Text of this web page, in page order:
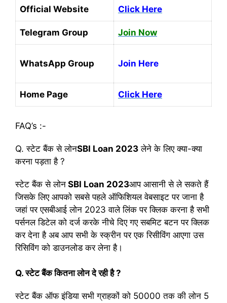
Official Website Click Here
Telegram Group Join Now
WhatsApp Group Join Here
Home Page Click Here
FAQ’s :-
Q. स्टेट बैंक से लोनSBI Loan 2023 लेने के लिए क्या-क्या
करना पड़ता है ?
स्टेट बैंक से लोन SBI Loan 2023आप आसानी से ले सकते हैं
जिसके लिए आपको सबसे पहले ऑफिशियल वेबसाइट पर जाना है
जहां पर एसबीआई लोन 2023 वाले लिंक पर क्लिक करना है सभी
पर्सनल डिटेल को दर्ज करके नीचे दिए गए सबमिट बटन पर क्लिक
कर देना है अब आप सभी के स्क्रीन पर एक रिसीविंग आएगा उस
रिसिविंग को डाउनलोड कर लेना है।
Q. स्टेट बैंक कितना लोन दे रही है ?
स्टेट बैंक ऑफ इंडिया सभी ग्राहकों को 50000 तक की लोन 5